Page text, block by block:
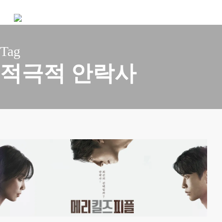
Tag
적극적 안락사